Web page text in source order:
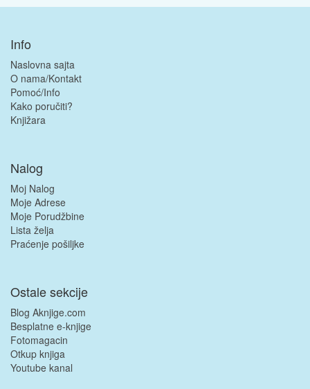
Info
Naslovna sajta
O nama/Kontakt
Pomoć/Info
Kako poručiti?
Knjižara
Nalog
Moj Nalog
Moje Adrese
Moje Porudžbine
Lista želja
Praćenje pošiljke
Ostale sekcije
Blog Aknjige.com
Besplatne e-knjige
Fotomagacin
Otkup knjiga
Youtube kanal